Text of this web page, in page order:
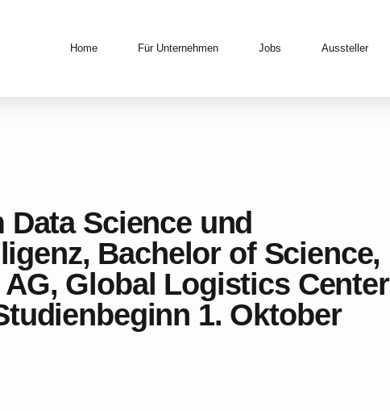
Home Für Unternehmen Jobs Aussteller
Science und
Bachelor of Science,
Global Logistics Center
1. Oktober